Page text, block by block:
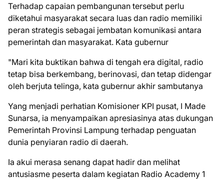
Terhadap capaian pembangunan tersebut perlu
diketahui masyarakat secara luas dan radio memiliki
peran strategis sebagai jembatan komunikasi antara
pemerintah dan masyarakat. Kata gubernur
"Mari kita buktikan bahwa di tengah era digital, radio
tetap bisa berkembang, berinovasi, dan tetap didengar
oleh berjuta telinga, kata gubernur akhir sambutanya
Yang menjadi perhatian Komisioner KPI pusat, I Made
Sunarsa, ia menyampaikan apresiasinya atas dukungan
Pemerintah Provinsi Lampung terhadap penguatan
dunia penyiaran radio di daerah.
Ia akui merasa senang dapat hadir dan melihat
antusiasme peserta dalam kegiatan Radio Academy 1